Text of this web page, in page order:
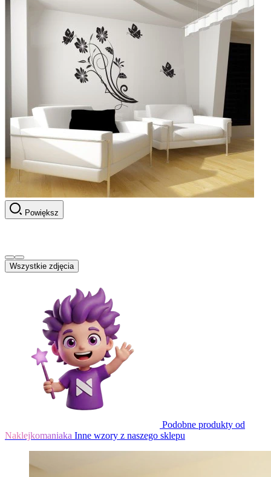
Powiększ
Wszystkie zdjęcia
Podobne produkty od
Naklejkomaniaka Inne wzory z naszego sklepu